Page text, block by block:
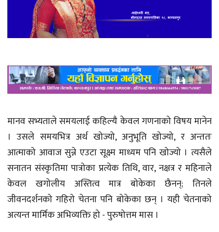
मानव सभ्यताले समयलाई कहिल्यै केवल गणनाको विषय मानेन
। उसले समयभित्र अर्थ खोज्यो, अनुभूति खोज्यो, र अन्ततः
आत्माको आवाज सुन्ने एउटा सूक्ष्म माध्यम पनि खोज्यो । त्यसैले
सनातन संस्कृतिमा पात्रोका प्रत्येक तिथि, वार, नक्षत्र र महिनाले
केवल खगोलीय अस्तित्व मात्र बोकेका छैनन्; तिनले
जीवनदर्शनको गहिरो चेतना पनि बोकेका छन् । यही चेतनाको
अत्यन्त मार्मिक अभिव्यक्ति हो - पुरुषोत्तम मास ।